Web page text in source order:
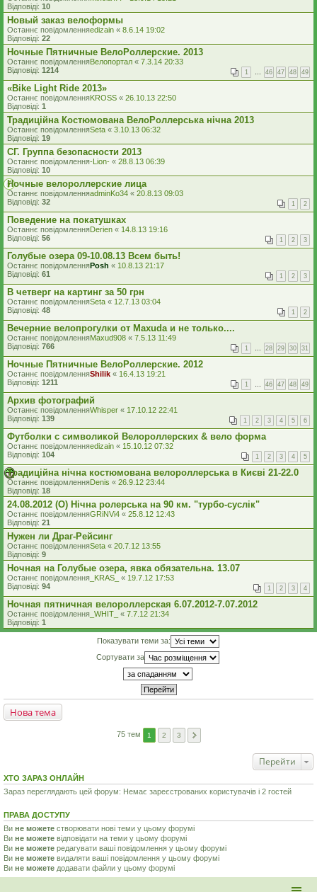
Відповіді: 10
Новый заказ велоформы
Останнє повідомленняedizain « 8.6.14 19:02
Відповіді: 22
Ночные Пятничные ВелоРоллерские. 2013
Останнє повідомленняВелопортал « 7.3.14 20:33
Відповіді: 1214 1 … 46 47 48 49
«Bike Light Ride 2013»
Останнє повідомленняKROSS « 26.10.13 22:50
Відповіді: 1
Традиційна Костюмована ВелоРоллерська нічна 2013
Останнє повідомленняSeta « 3.10.13 06:32
Відповіді: 19
СГ. Группа безопасности 2013
Останнє повідомлення-Lion- « 28.8.13 06:39
Відповіді: 10
Ночные велороллерские лица
Останнє повідомленняadminKo34 « 20.8.13 09:03
Відповіді: 32 1 2
Поведение на покатушках
Останнє повідомленняDerien « 14.8.13 19:16
Відповіді: 56 1 2 3
Голубые озера 09-10.08.13 Всем быть!
Останнє повідомленняPosh « 10.8.13 21:17
Відповіді: 61 1 2 3
В четверг на картинг за 50 грн
Останнє повідомленняSeta « 12.7.13 03:04
Відповіді: 48 1 2
Вечерние велопрогулки от Maxuda и не только....
Останнє повідомленняMaxud908 « 7.5.13 11:49
Відповіді: 766 1 … 28 29 30 31
Ночные Пятничные ВелоРоллерские. 2012
Останнє повідомленняShilik « 16.4.13 19:21
Відповіді: 1211 1 … 46 47 48 49
Архив фотографий
Останнє повідомленняWhisper « 17.10.12 22:41
Відповіді: 139 1 2 3 4 5 6
Футболки с символикой Велороллерских & вело форма
Останнє повідомленняedizain « 15.10.12 07:32
Відповіді: 104 1 2 3 4 5
Традиційна нічна костюмована велороллерська в Києві 21-22.0
Останнє повідомленняDenis « 26.9.12 23:44
Відповіді: 18
24.08.2012 (O) Нічна ролерська на 90 км. "турбо-суслік"
Останнє повідомленняGRiNVi4 « 25.8.12 12:43
Відповіді: 21
Нужен ли Драг-Рейсинг
Останнє повідомленняSeta « 20.7.12 13:55
Відповіді: 9
Ночная на Голубые озера, явка обязательна. 13.07
Останнє повідомлення _KRAS_ « 19.7.12 17:53
Відповіді: 94 1 2 3 4
Ночная пятничная велороллерская 6.07.2012-7.07.2012
Останнє повідомлення _WHIT_ « 7.7.12 21:34
Відповіді: 1
Показувати теми за:
Сортувати за
Нова тема
75 тем 1 2 3
Перейти
ХТО ЗАРАЗ ОНЛАЙН
Зараз переглядають цей форум: Немає зареєстрованих користувачів і 2 гостей
ПРАВА ДОСТУПУ
Ви не можете створювати нові теми у цьому форумі
Ви не можете відповідати на теми у цьому форумі
Ви не можете редагувати ваші повідомлення у цьому форумі
Ви не можете видаляти ваші повідомлення у цьому форумі
Ви не можете додавати файли у цьому форумі